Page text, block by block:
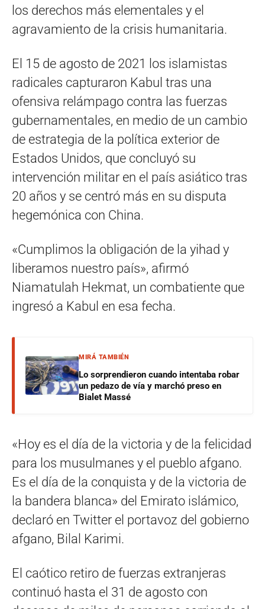
los derechos más elementales y el
agravamiento de la crisis humanitaria.
El 15 de agosto de 2021 los islamistas
radicales capturaron Kabul tras una
ofensiva relámpago contra las fuerzas
gubernamentales, en medio de un cambio
de estrategia de la política exterior de
Estados Unidos, que concluyó su
intervención militar en el país asiático tras
20 años y se centró más en su disputa
hegemónica con China.
«Cumplimos la obligación de la yihad y
liberamos nuestro país», afirmó
Niamatulah Hekmat, un combatiente que
ingresó a Kabul en esa fecha.
MIRÁ TAMBIÉN
Lo sorprendieron cuando intentaba robar
un pedazo de vía y marchó preso en
Bialet Massé
«Hoy es el día de la victoria y de la felicidad
para los musulmanes y el pueblo afgano.
Es el día de la conquista y de la victoria de
la bandera blanca» del Emirato islámico,
declaró en Twitter el portavoz del gobierno
afgano, Bilal Karimi.
El caótico retiro de fuerzas extranjeras
continuó hasta el 31 de agosto con